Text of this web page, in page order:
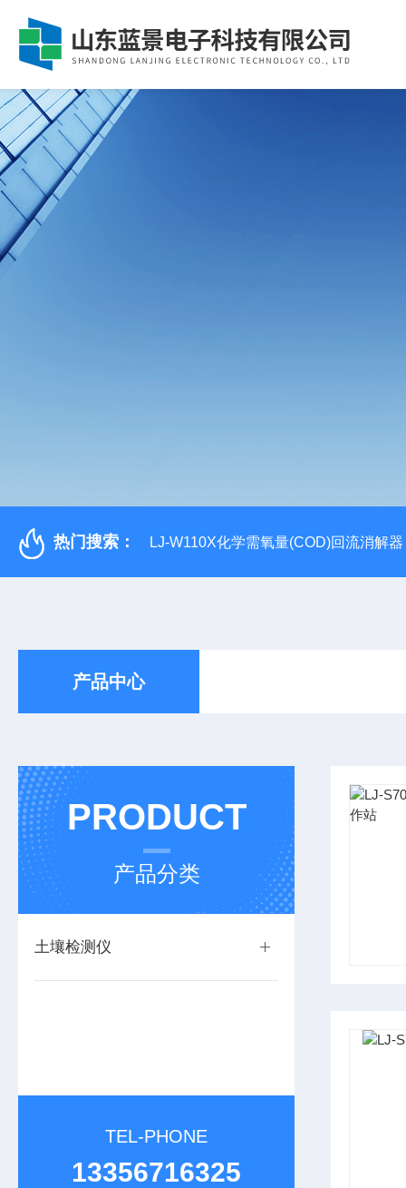
热门搜索： LJ-W110X化学需氧量(COD)回流消解器
产品中心
PRODUCT
产品分类
土壤检测仪
TEL-PHONE
13356716325